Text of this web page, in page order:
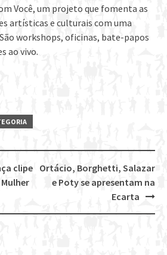
Você, um projeto que fomenta as
artísticas e culturais com uma
workshops, oficinas, bate-papos
ao vivo.
Ortácio, Borghetti, Salazar
e Poty se apresentam na
Ecarta
clipe